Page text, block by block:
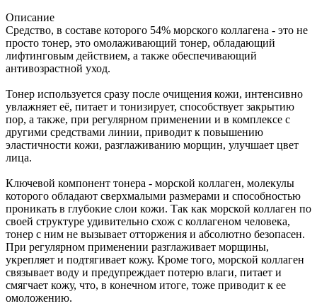
Описание
Средство, в составе которого 54% морского коллагена - это не
просто тонер, это омолаживающий тонер, обладающий
лифтинговым действием, а также обеспечивающий
антивозрастной уход.
Тонер используется сразу после очищения кожи, интенсивно
увлажняет её, питает и тонизирует, способствует закрытию
пор, а также, при регулярном применении и в комплексе с
другими средствами линии, приводит к повышению
эластичности кожи, разглаживанию морщин, улучшает цвет
лица.
Ключевой компонент тонера - морской коллаген, молекулы
которого обладают сверхмалыми размерами и способностью
проникать в глубокие слои кожи. Так как морской коллаген по
своей структуре удивительно схож с коллагеном человека,
тонер с ним не вызывает отторжения и абсолютно безопасен.
При регулярном применении разглаживает морщины,
укрепляет и подтягивает кожу. Кроме того, морской коллаген
связывает воду и предупреждает потерю влаги, питает и
смягчает кожу, что, в конечном итоге, тоже приводит к ее
омоложению.